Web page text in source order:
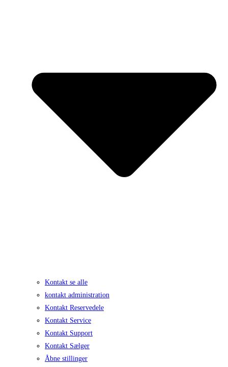
Kontakt se alle
kontakt administration
Kontakt Reservedele
Kontakt Service
Kontakt Support
Kontakt Sælger
Åbne stillinger